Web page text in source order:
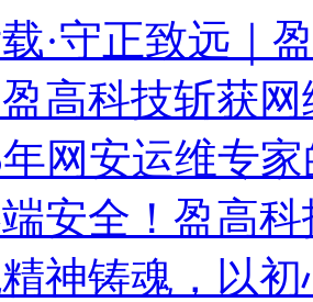
·守正致远｜
高科技斩获
网安运维专
安全！盈高
神铸魂，以